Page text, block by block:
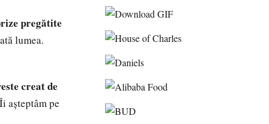
pregătite
lumea.
creat de
aşteptâm pe